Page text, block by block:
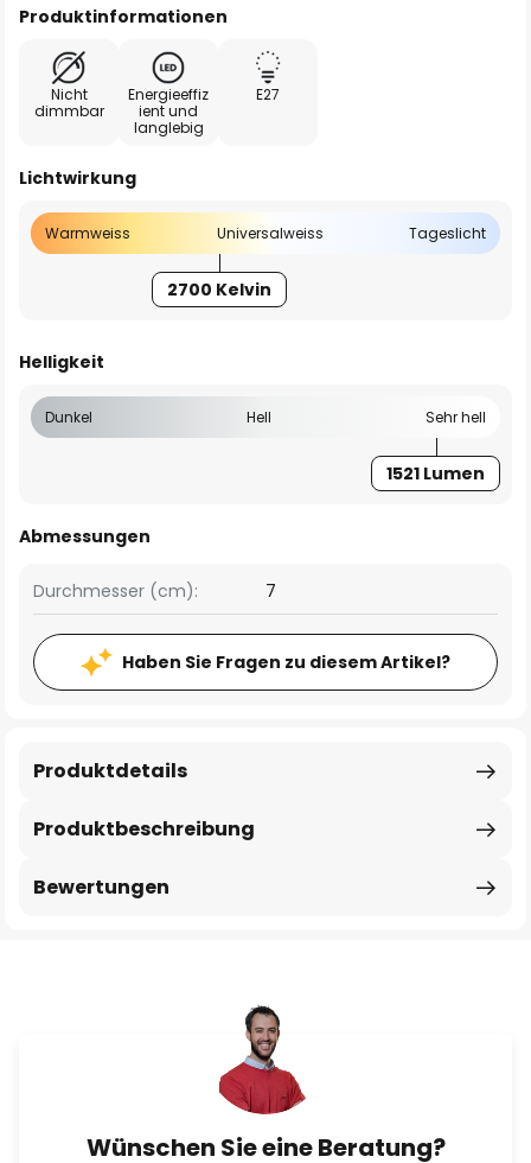
Produktinformationen
Nicht
dimmbar
Energieeffiz
ient und
langlebig
E27
Lichtwirkung
Warmweiss Universalweiss Tageslicht
2700 Kelvin
Helligkeit
Dunkel Hell Sehr hell
1521 Lumen
Abmessungen
Durchmesser (cm): 7
Haben Sie Fragen zu diesem Artikel?
Produktbeschreibung
Produktdetails
Bewertungen
Wünschen Sie eine Beratung?